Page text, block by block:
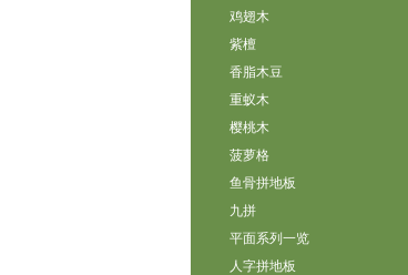
鸡翅木
紫檀
香脂木豆
重蚁木
樱桃木
菠萝格
鱼骨拼地板
九拼
平面系列一览
人字拼地板